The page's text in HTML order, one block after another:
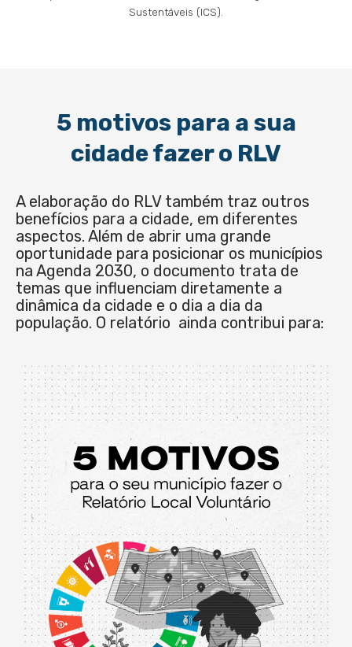
Sustentáveis (ICS).
5 motivos para a sua
cidade fazer o RLV
A elaboração do RLV também traz outros
benefícios para a cidade, em diferentes
aspectos. Além de abrir uma grande
oportunidade para posicionar os municípios
na Agenda 2030, o documento trata de
temas que influenciam diretamente a
dinâmica da cidade e o dia a dia da
população. O relatório ainda contribui para: